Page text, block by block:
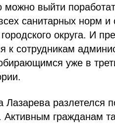
можно выйти
санитарных норм
округа. И
к сотрудникам
уже в
Лазарева разлетелся
Активным гражданам